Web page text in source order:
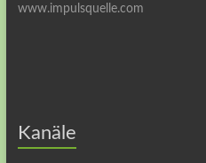
www.impulsquelle.com
Kanäle